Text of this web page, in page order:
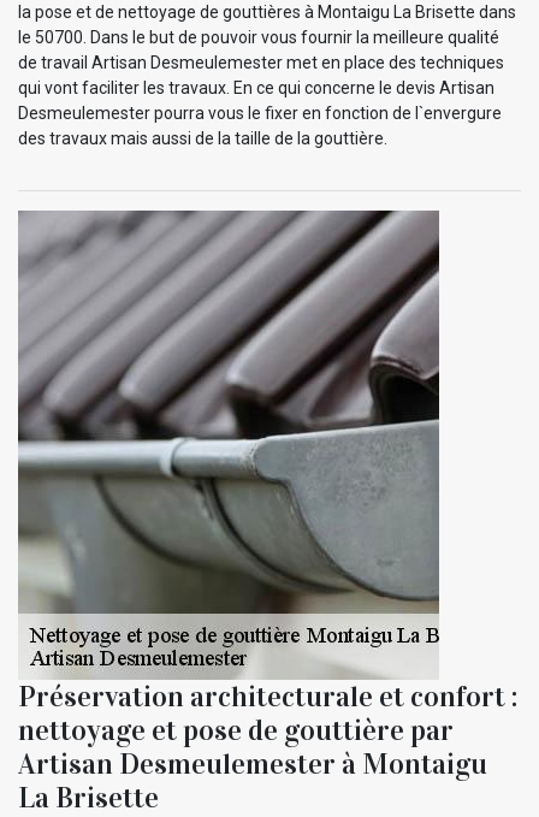
la pose et de nettoyage de gouttières à Montaigu La Brisette dans
le 50700. Dans le but de pouvoir vous fournir la meilleure qualité
de travail Artisan Desmeulemester met en place des techniques
qui vont faciliter les travaux. En ce qui concerne le devis Artisan
Desmeulemester pourra vous le fixer en fonction de l`envergure
des travaux mais aussi de la taille de la gouttière.
Préservation architecturale et confort :
nettoyage et pose de gouttière par
Artisan Desmeulemester à Montaigu
La Brisette